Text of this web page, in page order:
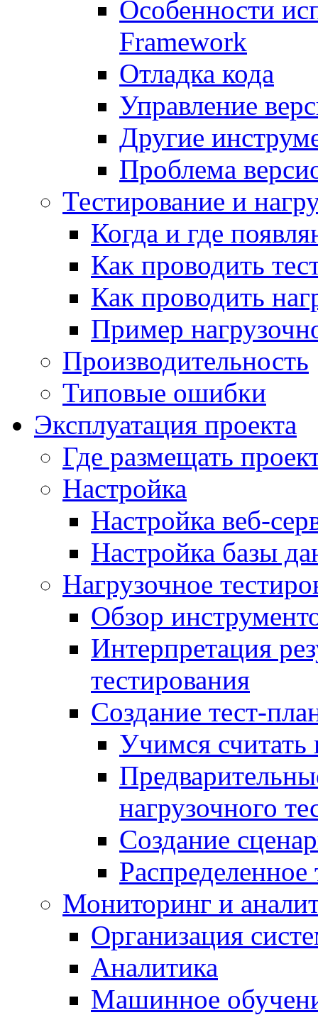
Особенности
Framework
Отладка кода
Управление
Другие
Проблема
Тестирование и
Когда и где
Как проводить
Как проводить
Пример
Производительность
Типовые ошибки
Эксплуатация проекта
Где размещать
Настройка
Настройка веб-
Настройка базы
Нагрузочное
Обзор
Интерпретация
тестирования
Создание тест-
Учимся считать
нагрузочного
Создание
Распределенное
Мониторинг и
Организация
Аналитика
Машинное